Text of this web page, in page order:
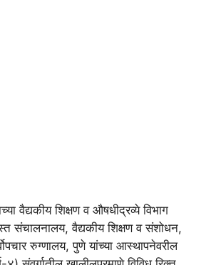
वैद्यकीय शिक्षण व औषधीद्रव्ये विभाग
संचालनालय, वैद्यकीय शिक्षण व संशोधन,
रुग्णालय, पुणे यांच्या आस्थापनेवरील